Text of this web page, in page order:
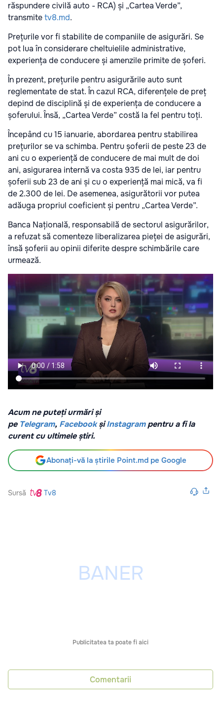
răspundere civilă auto - RCA) și „Cartea Verde”,
transmitetv8.md.
Prețurile vor fi stabilite de companiile de asigurări. Se
pot lua în considerare cheltuielile administrative,
experiența de conducere și amenzile primite de șoferi.
În prezent, prețurile pentru asigurările auto sunt
reglementate de stat. În cazul RCA, diferențele de preț
depind de disciplină și de experiența de conducere a
șoferului. Însă, „Cartea Verde” costă la fel pentru toți.
Începând cu 15 ianuarie, abordarea pentru stabilirea
prețurilor se va schimba. Pentru șoferii de peste 23 de
ani cu o experiență de conducere de mai mult de doi
ani, asigurarea internă va costa 935 de lei, iar pentru
șoferii sub 23 de ani și cu o experiență mai mică, va fi
de 2.300 de lei. De asemenea, asigurătorii vor putea
adăuga propriul coeficient și pentru „Cartea Verde”.
Banca Națională, responsabilă de sectorul asigurărilor,
a refuzat să comenteze liberalizarea pieței de asigurări,
însă șoferii au opinii diferite despre schimbările care
urmează.
Acum ne puteți urmări și
pe Telegram, Facebook șiInstagrampentru a fi la
curent cu ultimele știri.
Abonați-vă la știrile Point.md pe Google
Sursă Tv8
Publicitatea ta poate fi aici
Comentarii